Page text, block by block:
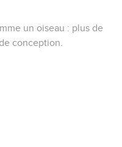
un oiseau : plus de
conception.